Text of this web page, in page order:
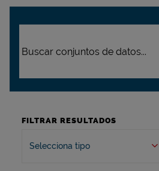
FILTRAR RESULTADOS
Selecciona tipo